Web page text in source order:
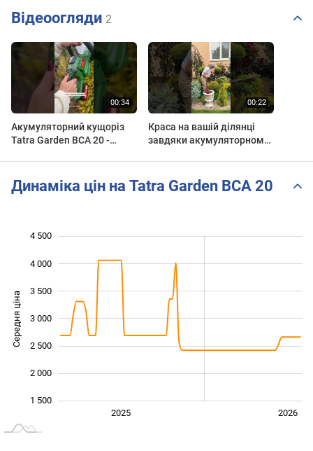
Відеоогляди 2
Акумуляторний кущоріз
Tatra Garden BCA 20 -
Краса на вашій ділянці
завдяки акумуляторному
Динаміка цін на Tatra Garden BCA 20
Середня ціна 1 500
1 500
2 000
2 500
3 000
3 500
4 000
4 500
2026
2025